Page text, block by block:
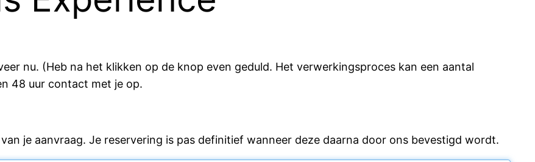
nu. (Heb na het klikken op de knop even geduld. Het verwerkingsproces kan een aantal
48 uur contact met je op.
je aanvraag. Je reservering is pas definitief wanneer deze daarna door ons bevestigd wordt.